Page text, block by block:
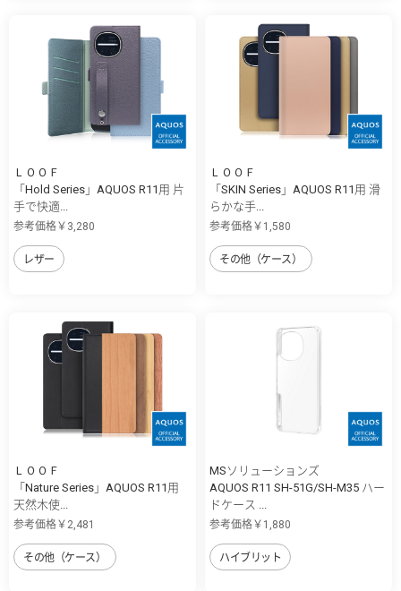
ＬＯＯＦ
「Hold Series」AQUOS R11用 片
手で快適...
参考価格￥3,280
レザー
ＬＯＯＦ
「SKIN Series」AQUOS R11用 滑
らかな手...
参考価格￥1,580
その他（ケース）
ＬＯＯＦ
「Nature Series」AQUOS R11用
天然木使...
参考価格￥2,481
その他（ケース）
MSソリューションズ
AQUOS R11 SH-51G/SH-M35 ハー
ドケース ...
参考価格￥1,880
ハイブリット